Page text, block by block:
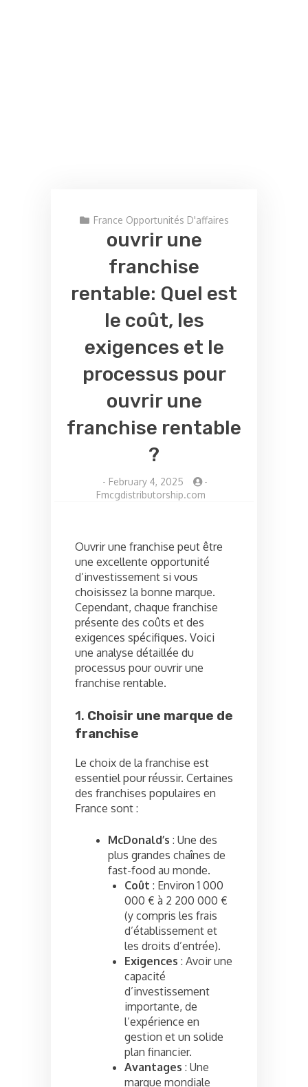
France Opportunités D'affaires
ouvrir une
franchise
rentable: Quel est
le coût, les
exigences et le
processus pour
ouvrir une
franchise rentable
?
- February 4, 2025
-
Fmcgdistributorship.com
Ouvrir une franchise peut être
une excellente opportunité
d’investissement si vous
choisissez la bonne marque.
Cependant, chaque franchise
présente des coûts et des
exigences spécifiques. Voici
une analyse détaillée du
processus pour ouvrir une
franchise rentable.
1. Choisir une marque de
franchise
Le choix de la franchise est
essentiel pour réussir. Certaines
des franchises populaires en
France sont :
McDonald’s : Une des
plus grandes chaînes de
fast-food au monde.
Coût : Environ 1 000
000 € à 2 200 000 €
(y compris les frais
d’établissement et
les droits d’entrée).
Exigences : Avoir une
capacité
d’investissement
importante, de
l’expérience en
gestion et un solide
plan financier.
Avantages : Une
marque mondiale